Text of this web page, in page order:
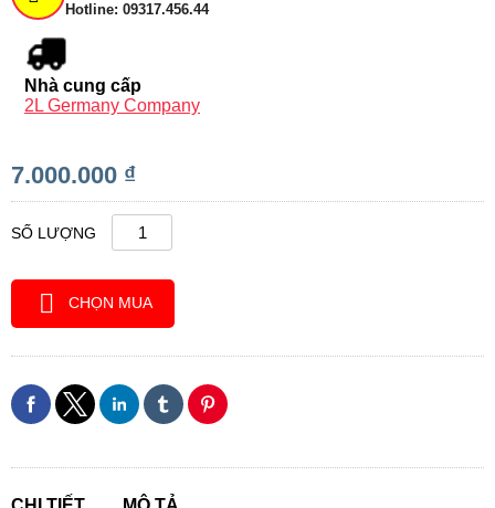
Hotline: 09317.456.44
Nhà cung cấp
2L Germany Company
7.000.000 ₫
SỐ LƯỢNG
CHỌN MUA